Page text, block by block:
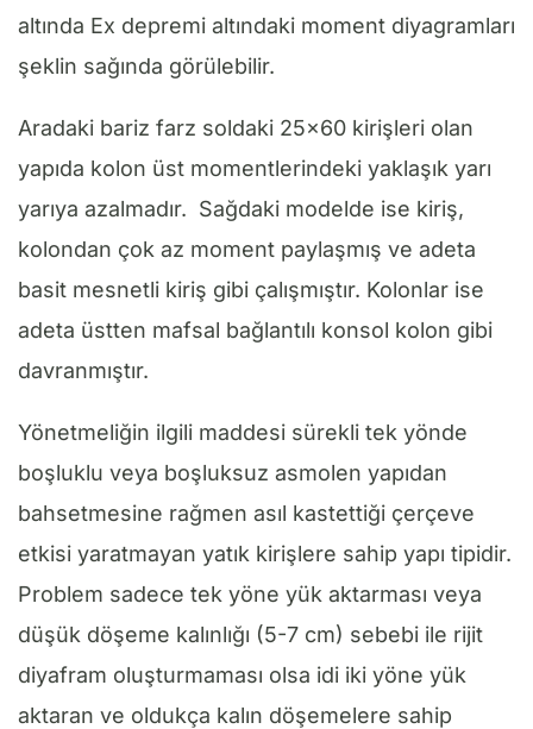
altında Ex depremi altındaki moment diyagramları
şeklin sağında görülebilir.
Aradaki bariz farz soldaki 25×60 kirişleri olan
yapıda kolon üst momentlerindeki yaklaşık yarı
yarıya azalmadır. Sağdaki modelde ise kiriş,
kolondan çok az moment paylaşmış ve adeta
basit mesnetli kiriş gibi çalışmıştır. Kolonlar ise
adeta üstten mafsal bağlantılı konsol kolon gibi
davranmıştır.
Yönetmeliğin ilgili maddesi sürekli tek yönde
boşluklu veya boşluksuz asmolen yapıdan
bahsetmesine rağmen asıl kastettiği çerçeve
etkisi yaratmayan yatık kirişlere sahip yapı tipidir.
Problem sadece tek yöne yük aktarması veya
düşük döşeme kalınlığı (5-7 cm) sebebi ile rijit
diyafram oluşturmaması olsa idi iki yöne yük
aktaran ve oldukça kalın döşemelere sahip